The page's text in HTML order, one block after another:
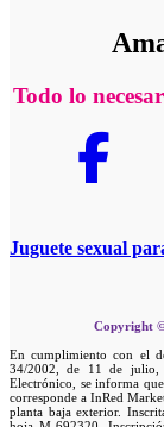
Todo lo
Juguete sexual
Copyright ©
En cumplimiento con el
34/2002, de 11 de julio,
Electrónico, se informa
corresponde a InRed
planta baja exterior.